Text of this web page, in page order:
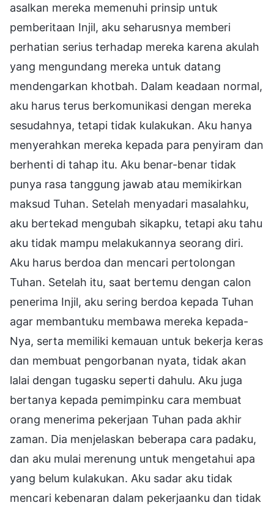
asalkan mereka memenuhi prinsip untuk
pemberitaan Injil, aku seharusnya memberi
perhatian serius terhadap mereka karena akulah
yang mengundang mereka untuk datang
mendengarkan khotbah. Dalam keadaan normal,
aku harus terus berkomunikasi dengan mereka
sesudahnya, tetapi tidak kulakukan. Aku hanya
menyerahkan mereka kepada para penyiram dan
berhenti di tahap itu. Aku benar-benar tidak
punya rasa tanggung jawab atau memikirkan
maksud Tuhan. Setelah menyadari masalahku,
aku bertekad mengubah sikapku, tetapi aku tahu
aku tidak mampu melakukannya seorang diri.
Aku harus berdoa dan mencari pertolongan
Tuhan. Setelah itu, saat bertemu dengan calon
penerima Injil, aku sering berdoa kepada Tuhan
agar membantuku membawa mereka kepada-
Nya, serta memiliki kemauan untuk bekerja keras
dan membuat pengorbanan nyata, tidak akan
lalai dengan tugasku seperti dahulu. Aku juga
bertanya kepada pemimpinku cara membuat
orang menerima pekerjaan Tuhan pada akhir
zaman. Dia menjelaskan beberapa cara padaku,
dan aku mulai merenung untuk mengetahui apa
yang belum kulakukan. Aku sadar aku tidak
mencari kebenaran dalam pekerjaanku dan tidak